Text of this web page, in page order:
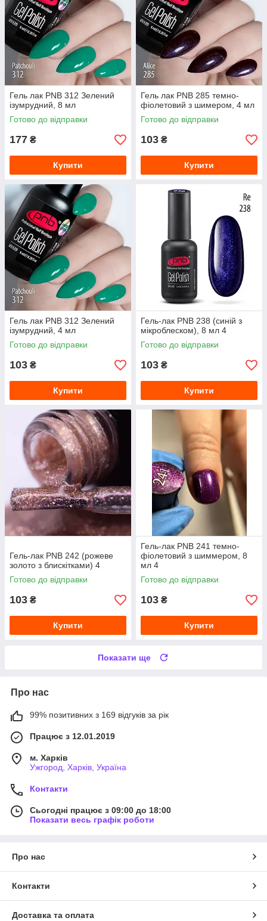
Гель лак PNB 312 Зелений
ізумрудний, 8 мл
Готово до відправки
177 ₴
Купити
Гель лак PNB 285 темно-
фіолетовий з шимером, 4 мл
Готово до відправки
103 ₴
Купити
Гель лак PNB 312 Зелений
ізумрудний, 4 мл
Готово до відправки
103 ₴
Купити
Гель-лак PNB 238 (синій з
мікроблеском), 8 мл 4
Готово до відправки
103 ₴
Купити
Гель-лак PNB 242 (рожеве
золото з блискітками) 4
Готово до відправки
103 ₴
Купити
Гель-лак PNB 241 темно-
фіолетовий з шиммером, 8
мл 4
Готово до відправки
103 ₴
Купити
Показати ще
Про нас
99% позитивних з 169 відгуків за рік
Працює з 12.01.2019
м. Харків
Ужгород, Харків, Україна
Контакти
Сьогодні працює з 09:00 до 18:00
Показати весь графік роботи
Про нас
Контакти
Доставка та оплата